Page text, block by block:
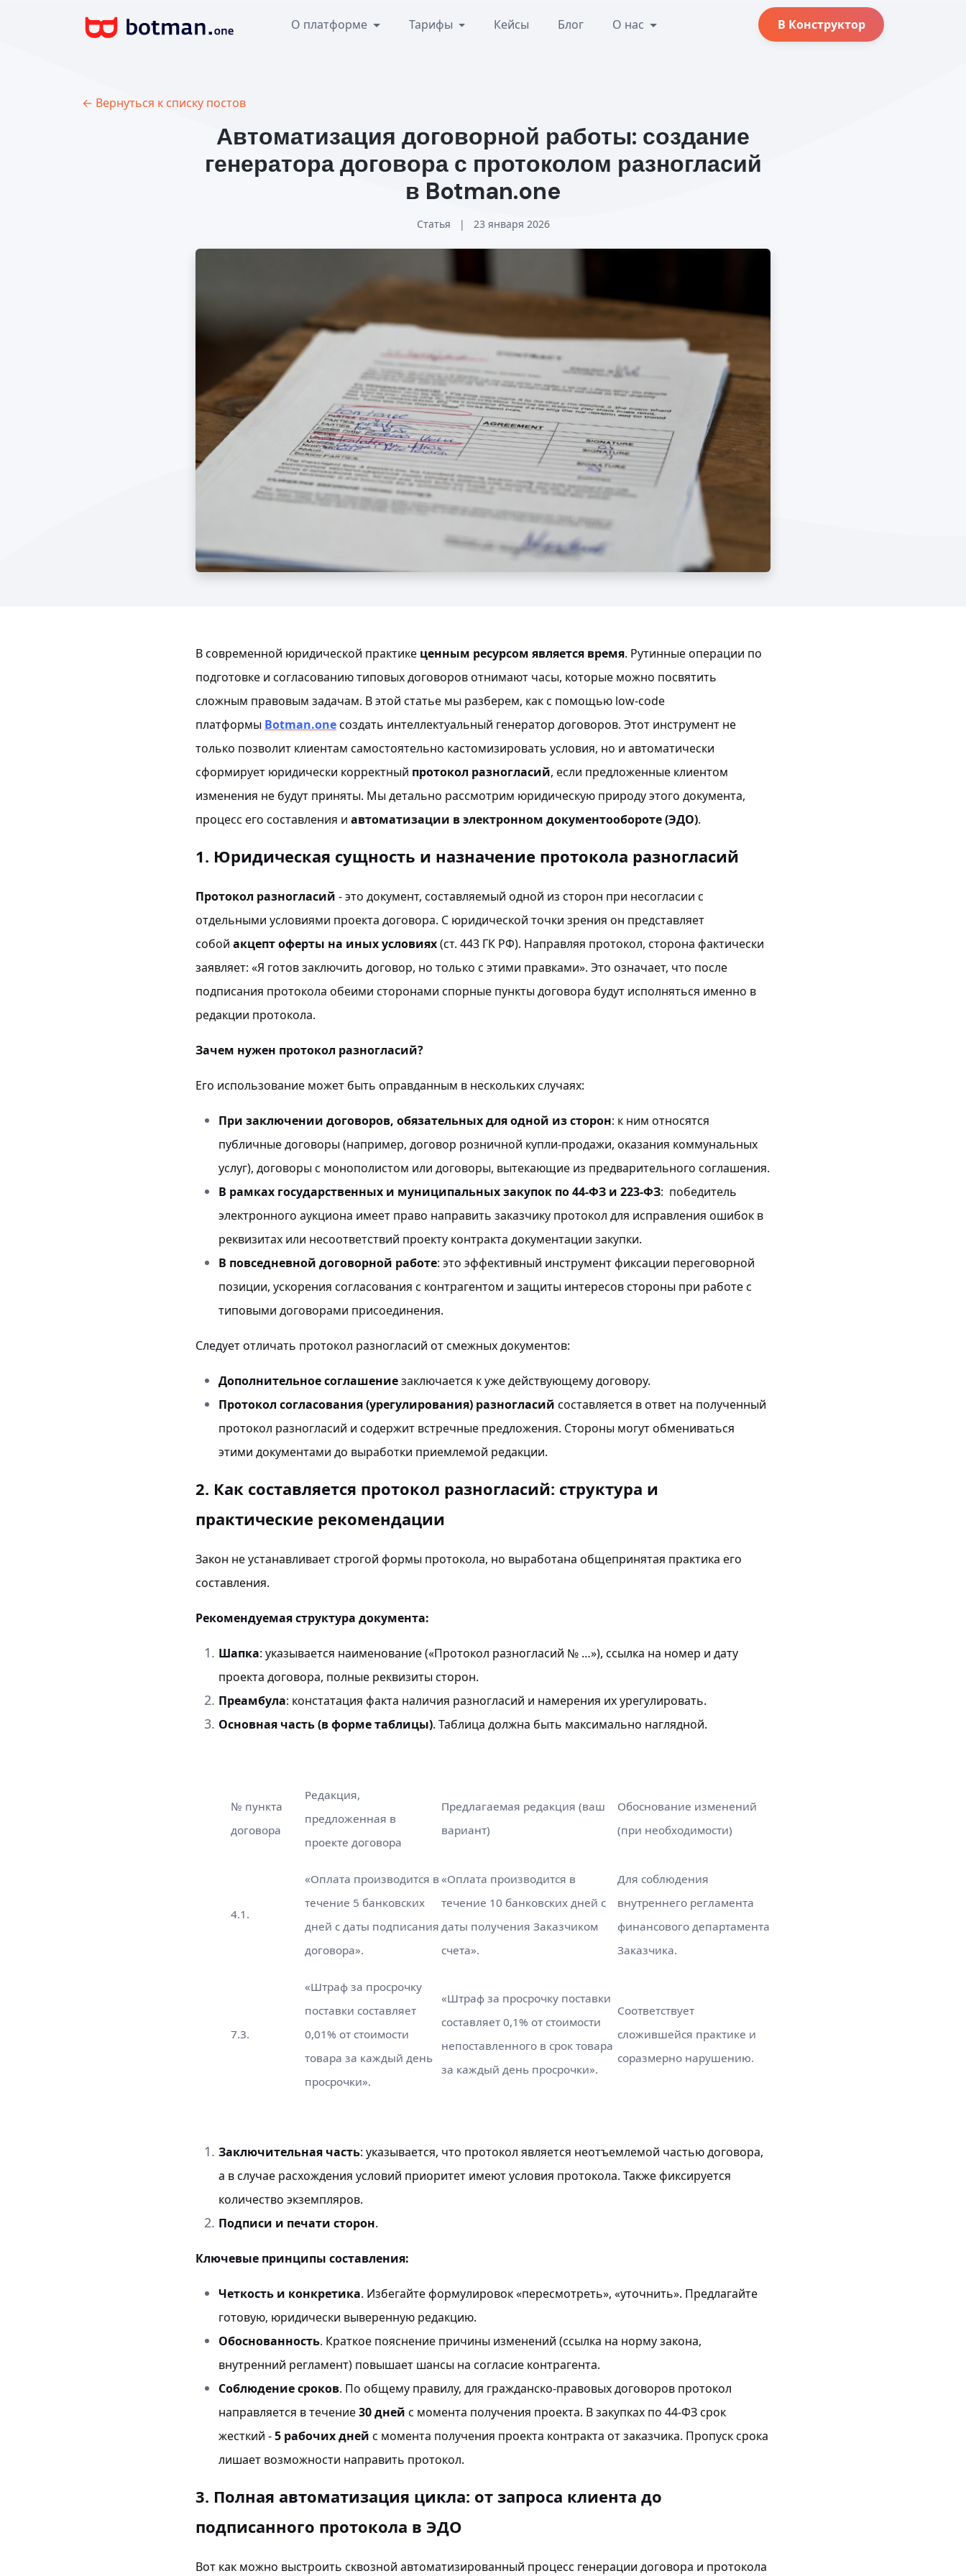
О платформе Тарифы Кейсы Блог О нас В Конструктор
← Вернуться к списку постов
Автоматизация договорной работы: создание
генератора договора с протоколом разногласий
в Botman.one
Статья | 23 января 2026
В современной юридической практике ценным ресурсом является время. Рутинные операции по
подготовке и согласованию типовых договоров отнимают часы, которые можно посвятить
сложным правовым задачам. В этой статье мы разберем, как с помощью low-code
платформы Botman.oneсоздать интеллектуальный генератор договоров. Этот инструмент не
только позволит клиентам самостоятельно кастомизировать условия, но и автоматически
сформирует юридически корректный протокол разногласий, если предложенные клиентом
изменения не будут приняты. Мы детально рассмотрим юридическую природу этого документа,
процесс его составления и автоматизации в электронном документообороте (ЭДО).
1. Юридическая сущность и назначение протокола разногласий
Протокол разногласий - это документ, составляемый одной из сторон при несогласии с
отдельными условиями проекта договора. С юридической точки зрения он представляет
собой акцепт оферты на иных условиях(ст. 443 ГК РФ). Направляя протокол, сторона фактически
заявляет: «Я готов заключить договор, но только с этими правками». Это означает, что после
подписания протокола обеими сторонами спорные пункты договора будут исполняться именно в
редакции протокола.
Зачем нужен протокол разногласий?
Его использование может быть оправданным в нескольких случаях:
При заключении договоров, обязательных для одной из сторон: к ним относятся
публичные договоры (например, договор розничной купли-продажи, оказания коммунальных
услуг), договоры с монополистом или договоры, вытекающие из предварительного соглашения.
В рамках государственных и муниципальных закупок по 44-ФЗ и 223-ФЗ: победитель
электронного аукциона имеет право направить заказчику протокол для исправления ошибок в
реквизитах или несоответствий проекту контракта документации закупки.
В повседневной договорной работе: это эффективный инструмент фиксации переговорной
позиции, ускорения согласования с контрагентом и защиты интересов стороны при работе с
типовыми договорами присоединения.
Следует отличать протокол разногласий от смежных документов:
Дополнительное соглашениезаключается к уже действующему договору.
Протокол согласования (урегулирования) разногласий составляется в ответ на полученный
протокол разногласий и содержит встречные предложения. Стороны могут обмениваться
этими документами до выработки приемлемой редакции.
2. Как составляется протокол разногласий: структура и
практические рекомендации
Закон не устанавливает строгой формы протокола, но выработана общепринятая практика его
составления.
Рекомендуемая структура документа:
Шапка: указывается наименование («Протокол разногласий № …»), ссылка на номер и дату
проекта договора, полные реквизиты сторон.
Преамбула: констатация факта наличия разногласий и намерения их урегулировать.
Основная часть (в форме таблицы). Таблица должна быть максимально наглядной.
№ пункта
договора
Редакция,
предложенная в
проекте договора
Предлагаемая редакция (ваш
вариант)
Обоснование изменений
(при необходимости)
4.1.
«Оплата производится в
течение 5 банковских
дней с даты подписания
договора».
«Оплата производится в
течение 10 банковских дней с
даты получения Заказчиком
счета».
Для соблюдения
внутреннего регламента
финансового департамента
Заказчика.
7.3.
«Штраф за просрочку
поставки составляет
0,01% от стоимости
товара за каждый день
просрочки».
«Штраф за просрочку поставки
составляет 0,1% от стоимости
непоставленного в срок товара
за каждый день просрочки».
Соответствует
сложившейся практике и
соразмерно нарушению.
Заключительная часть: указывается, что протокол является неотъемлемой частью договора,
а в случае расхождения условий приоритет имеют условия протокола. Также фиксируется
количество экземпляров.
Подписи и печати сторон.
Ключевые принципы составления:
Четкость и конкретика. Избегайте формулировок «пересмотреть», «уточнить». Предлагайте
готовую, юридически выверенную редакцию.
Обоснованность. Краткое пояснение причины изменений (ссылка на норму закона,
внутренний регламент) повышает шансы на согласие контрагента.
Соблюдение сроков. По общему правилу, для гражданско-правовых договоров протокол
направляется в течение30 дней с момента получения проекта. В закупках по 44-ФЗ срок
жесткий -5 рабочих дней с момента получения проекта контракта от заказчика. Пропуск срока
лишает возможности направить протокол.
3. Полная автоматизация цикла: от запроса клиента до
подписанного протокола в ЭДО
Вот как можно выстроить сквозной автоматизированный процесс генерации договора и протокола